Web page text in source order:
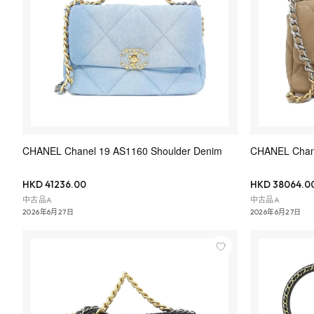
CHANEL Chanel 19 AS1160 Shoulder Denim
HKD 41236.00
中古品A
2026年6月27日
CHANEL
HKD
中古品A
2026年6月27日